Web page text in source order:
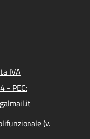
IVA
- PEC:
(v.